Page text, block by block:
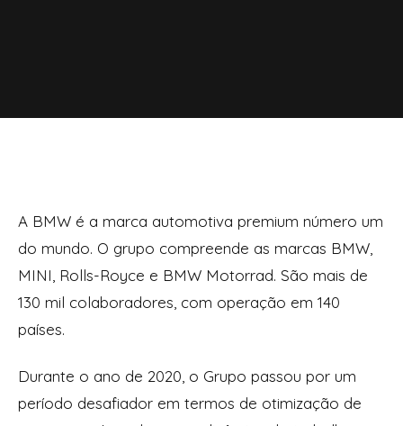
A BMW é a marca automotiva premium número um
do mundo. O grupo compreende as marcas BMW,
MINI, Rolls-Royce e BMW Motorrad. São mais de
130 mil colaboradores, com operação em 140
países.
Durante o ano de 2020, o Grupo passou por um
período desafiador em termos de otimização de